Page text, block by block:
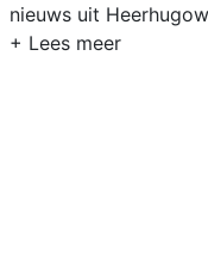
nieuws uit